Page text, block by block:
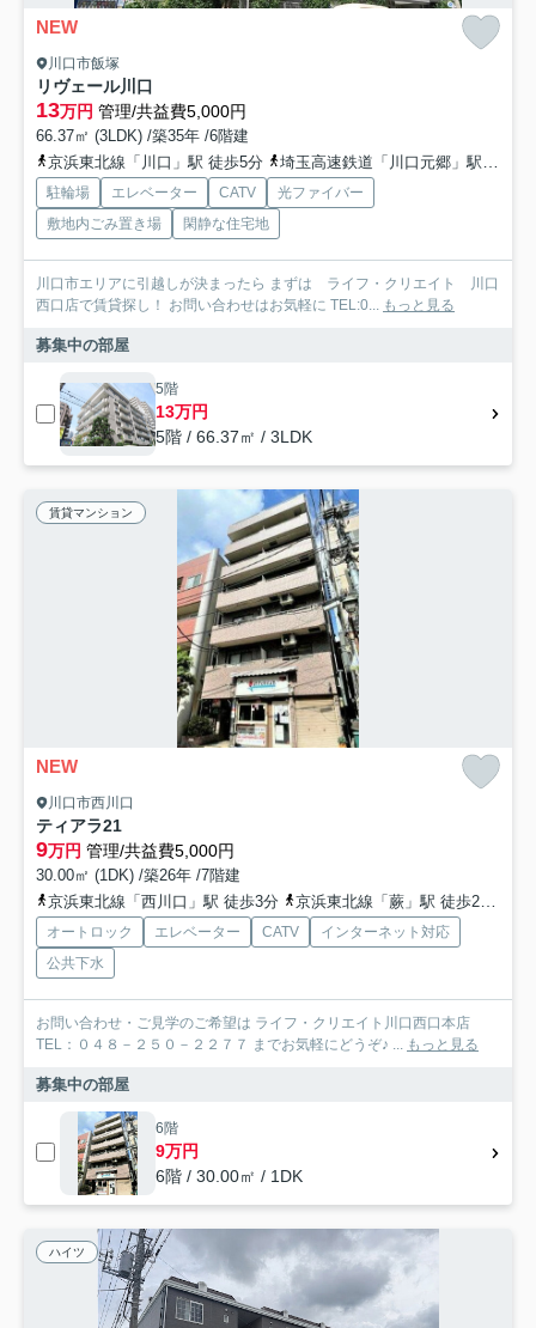
NEW
川口市飯塚
リヴェール川口
13万円 管理/共益費5,000円
66.37㎡ (3LDK) /築35年 /6階建
京浜東北線「川口」駅 徒歩5分
埼玉高速鉄道「川口元郷」駅 徒歩21分
駐輪場 エレベーター CATV
光ファイバー
敷地内ごみ置き場
閑静な住宅地
川口市エリアに引越しが決まったら まずは ライフ・クリエイト 川口
西口店で賃貸探し！ お問い合わせはお気軽に TEL:0... もっと見る
募集中の部屋
5階
13万円
5階 / 66.37㎡ / 3LDK
賃貸マンション
NEW
川口市西川口
ティアラ21
9万円 管理/共益費5,000円
30.00㎡ (1DK) /築26年 /7階建
京浜東北線「西川口」駅 徒歩3分
京浜東北線「蕨」駅 徒歩26分
オートロック エレベーター CATV
インターネット対応
公共下水
お問い合わせ・ご見学のご希望は ライフ・クリエイト川口西口本店
TEL：０４８－２５０－２２７７ までお気軽にどうぞ♪ ...
もっと見る
募集中の部屋
6階
9万円
6階 / 30.00㎡ / 1DK
ハイツ